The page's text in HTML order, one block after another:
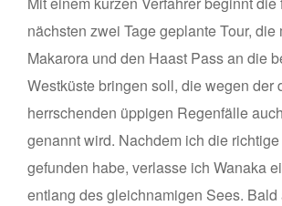
nächsten zwei Tage geplante Tour, die
Makarora und den Haast Pass an die
Westküste bringen soll, die wegen der
herrschenden üppigen Regenfälle
genannt wird. Nachdem ich die
gefunden habe, verlasse ich Wanaka
entlang des gleichnamigen Sees. Bald